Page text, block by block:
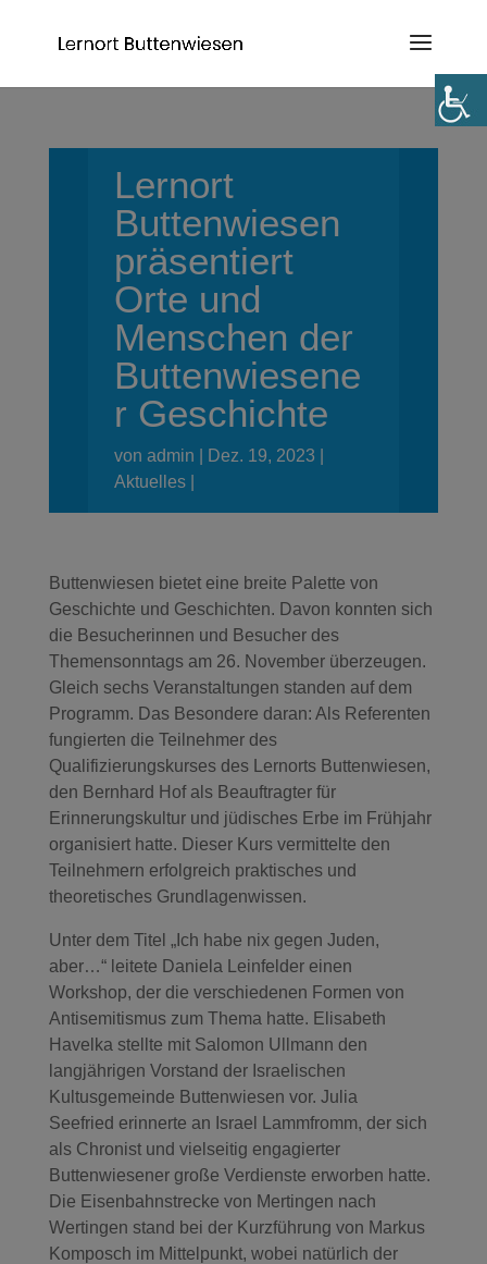
Lernort
Buttenwiesen
präsentiert
Orte und
Menschen der
Buttenwiesene
r Geschichte
von admin
Dez. 19, 2023
Aktuelles
Buttenwiesen bietet eine breite Palette von
Geschichte und Geschichten. Davon konnten sich
die Besucherinnen und Besucher des
Themensonntags am 26. November überzeugen.
Gleich sechs Veranstaltungen standen auf dem
Programm. Das Besondere daran: Als Referenten
fungierten die Teilnehmer des
Qualifizierungskurses des Lernorts Buttenwiesen,
den Bernhard Hof als Beauftragter für
Erinnerungskultur und jüdisches Erbe im Frühjahr
organisiert hatte. Dieser Kurs vermittelte den
Teilnehmern erfolgreich praktisches und
theoretisches Grundlagenwissen.
Unter dem Titel „Ich habe nix gegen Juden,
aber…“ leitete Daniela Leinfelder einen
Workshop, der die verschiedenen Formen von
Antisemitismus zum Thema hatte. Elisabeth
Havelka stellte mit Salomon Ullmann den
langjährigen Vorstand der Israelischen
Kultusgemeinde Buttenwiesen vor. Julia
Seefried erinnerte an Israel Lammfromm, der sich
als Chronist und vielseitig engagierter
Buttenwiesener große Verdienste erworben hatte.
Die Eisenbahnstrecke von Mertingen nach
Wertingen stand bei der Kurzführung von Markus
Komposch im Mittelpunkt, wobei natürlich der